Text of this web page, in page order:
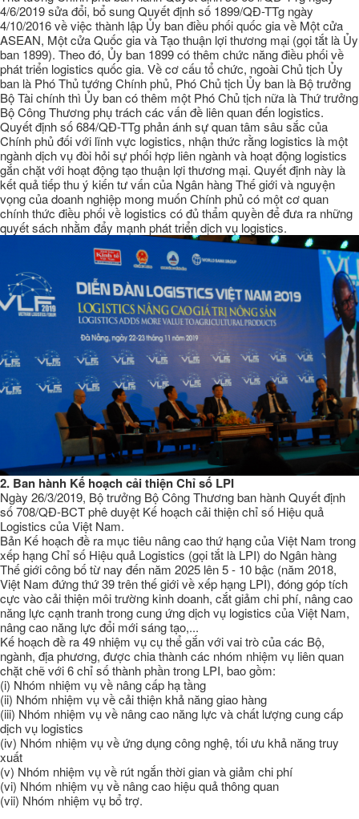
4/6/2019 sửa đổi, bổ sung Quyết định số 1899/QĐ-TTg ngày
4/10/2016 về việc thành lập Ủy ban điều phối quốc gia về Một cửa
ASEAN, Một cửa Quốc gia và Tạo thuận lợi thương mại (gọi tắt là Ủy
ban 1899). Theo đó, Ủy ban 1899 có thêm chức năng điều phối về
phát triển logistics quốc gia. Về cơ cấu tổ chức, ngoài Chủ tịch Ủy
ban là Phó Thủ tướng Chính phủ, Phó Chủ tịch Ủy ban là Bộ trưởng
Bộ Tài chính thì Ủy ban có thêm một Phó Chủ tịch nữa là Thứ trưởng
Bộ Công Thương phụ trách các vấn đề liên quan đến logistics.
Quyết định số 684/QĐ-TTg phản ánh sự quan tâm sâu sắc của
Chính phủ đối với lĩnh vực logistics, nhận thức rằng logistics là một
ngành dịch vụ đòi hỏi sự phối hợp liên ngành và hoạt động logistics
gắn chặt với hoạt động tạo thuận lợi thương mại. Quyết định này là
kết quả tiếp thu ý kiến tư vấn của Ngân hàng Thế giới và nguyện
vọng của doanh nghiệp mong muốn Chính phủ có một cơ quan
chính thức điều phối về logistics có đủ thẩm quyền để đưa ra những
quyết sách nhằm đẩy mạnh phát triển dịch vụ logistics.
2. Ban hành Kế hoạch cải thiện Chỉ số LPI
Ngày 26/3/2019, Bộ trưởng Bộ Công Thương ban hành Quyết định
số 708/QĐ-BCT phê duyệt Kế hoạch cải thiện chỉ số Hiệu quả
Logistics của Việt Nam.
Bản Kế hoạch đề ra mục tiêu nâng cao thứ hạng của Việt Nam trong
xếp hạng Chỉ số Hiệu quả Logistics (gọi tắt là LPI) do Ngân hàng
Thế giới công bố từ nay đến năm 2025 lên 5 - 10 bậc (năm 2018,
Việt Nam đứng thứ 39 trên thế giới về xếp hạng LPI), đóng góp tích
cực vào cải thiện môi trường kinh doanh, cắt giảm chi phí, nâng cao
năng lực cạnh tranh trong cung ứng dịch vụ logistics của Việt Nam,
nâng cao năng lực đổi mới sáng tạo,...
Kế hoạch đề ra 49 nhiệm vụ cụ thể gắn với vai trò của các Bộ,
ngành, địa phương, được chia thành các nhóm nhiệm vụ liên quan
chặt chẽ với 6 chỉ số thành phần trong LPI, bao gồm:
(i) Nhóm nhiệm vụ về nâng cấp hạ tầng
(ii) Nhóm nhiệm vụ về cải thiện khả năng giao hàng
(iii) Nhóm nhiệm vụ về nâng cao năng lực và chất lượng cung cấp
dịch vụ logistics
(iv) Nhóm nhiệm vụ về ứng dụng công nghệ, tối ưu khả năng truy
xuất
(v) Nhóm nhiệm vụ về rút ngắn thời gian và giảm chi phí
(vi) Nhóm nhiệm vụ về nâng cao hiệu quả thông quan
(vii) Nhóm nhiệm vụ bổ trợ.